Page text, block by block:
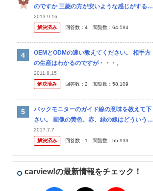
のですか 三菱の方が安いような感じがするの
ですが 安い方を購入しようと考えています
2013.9.16
解決済み
回答数： 4 閲覧数： 64,594
OEMとODMの違い教えてください。 相手方
の生産はわかるのですが・・・。
2011.8.15
解決済み
回答数： 2 閲覧数： 58,109
バックモニターのガイド線の意味を教えて下
さい。 画像の黄色、赤、緑の線はどういう意
味で表示されるのですか？ ダイハツのパノラ
マモニターやスズキの全方位ナビ、ほかのメ
2017.7.7
解決済み
回答数： 1 閲覧数： 55,933
carview!の最新情報をチェック！